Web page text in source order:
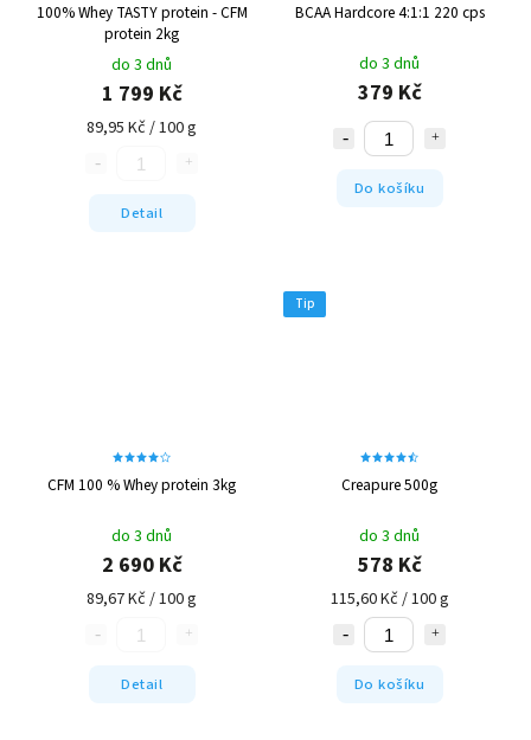
100% Whey TASTY protein - CFM
protein 2kg
do 3 dnů
1 799 Kč
89,95 Kč / 100 g
Detail
BCAA Hardcore 4:1:1 220 cps
do 3 dnů
379 Kč
Do košíku
CFM 100 % Whey protein 3kg
do 3 dnů
2 690 Kč
89,67 Kč / 100 g
Detail
Tip
Creapure 500g
do 3 dnů
578 Kč
115,60 Kč / 100 g
Do košíku